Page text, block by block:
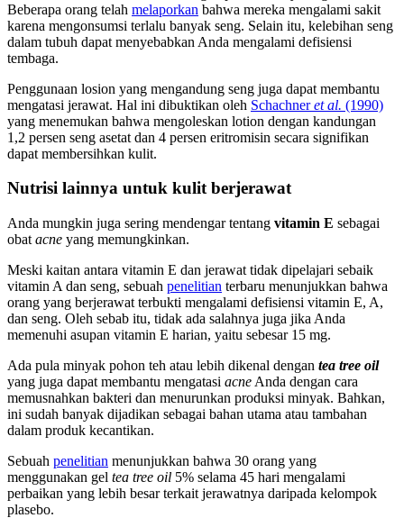
Beberapa orang telah melaporkan bahwa mereka mengalami sakit
karena mengonsumsi terlalu banyak seng. Selain itu, kelebihan seng
dalam tubuh dapat menyebabkan Anda mengalami defisiensi
tembaga.
Penggunaan losion yang mengandung seng juga dapat membantu
mengatasi jerawat. Hal ini dibuktikan oleh Schachneret al. (1990)
yang menemukan bahwa mengoleskan lotion dengan kandungan
1,2 persen seng asetat dan 4 persen eritromisin secara signifikan
dapat membersihkan kulit.
Nutrisi lainnya untuk kulit berjerawat
Anda mungkin juga sering mendengar tentang vitamin E sebagai
obat acne yang memungkinkan.
Meski kaitan antara vitamin E dan jerawat tidak dipelajari sebaik
vitamin A dan seng, sebuah penelitian terbaru menunjukkan bahwa
orang yang berjerawat terbukti mengalami defisiensi vitamin E, A,
dan seng. Oleh sebab itu, tidak ada salahnya juga jika Anda
memenuhi asupan vitamin E harian, yaitu sebesar 15 mg.
Ada pula minyak pohon teh atau lebih dikenal dengan tea tree oil
yang juga dapat membantu mengatasi acne Anda dengan cara
memusnahkan bakteri dan menurunkan produksi minyak. Bahkan,
ini sudah banyak dijadikan sebagai bahan utama atau tambahan
dalam produk kecantikan.
Sebuah penelitian menunjukkan bahwa 30 orang yang
menggunakan gel tea tree oil 5% selama 45 hari mengalami
perbaikan yang lebih besar terkait jerawatnya daripada kelompok
plasebo.